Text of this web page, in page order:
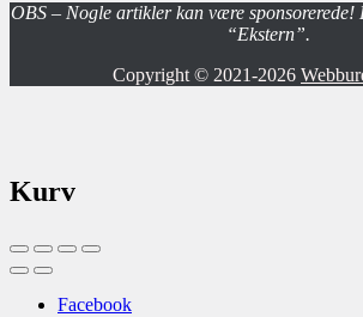
OBS – Nogle artikler kan være sponsorerede!
“Ekstern”.
Copyright © 2021-2026
Kurv
Facebook